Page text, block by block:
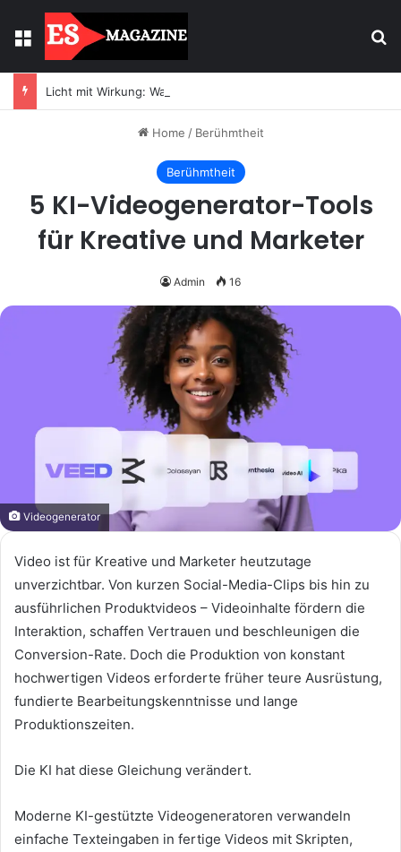
Menu
Home / Berühmtheit
Berühmtheit
5 KI-Videogenerator-Tools
für Kreative und Marketer
Admin 16
Videogenerator
Video ist für Kreative und Marketer heutzutage
unverzichtbar. Von kurzen Social-Media-Clips bis hin zu
ausführlichen Produktvideos – Videoinhalte fördern die
Interaktion, schaffen Vertrauen und beschleunigen die
Conversion-Rate. Doch die Produktion von konstant
hochwertigen Videos erforderte früher teure Ausrüstung,
fundierte Bearbeitungskenntnisse und lange
Produktionszeiten.
Die KI hat diese Gleichung verändert.
Moderne KI-gestützte Videogeneratoren verwandeln
einfache Texteingaben in fertige Videos mit Skripten,